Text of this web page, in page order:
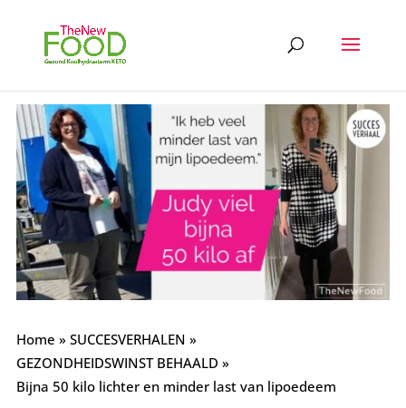
Home » SUCCESVERHALEN »
GEZONDHEIDSWINST BEHAALD »
Bijna 50 kilo lichter en minder last van lipoedeem